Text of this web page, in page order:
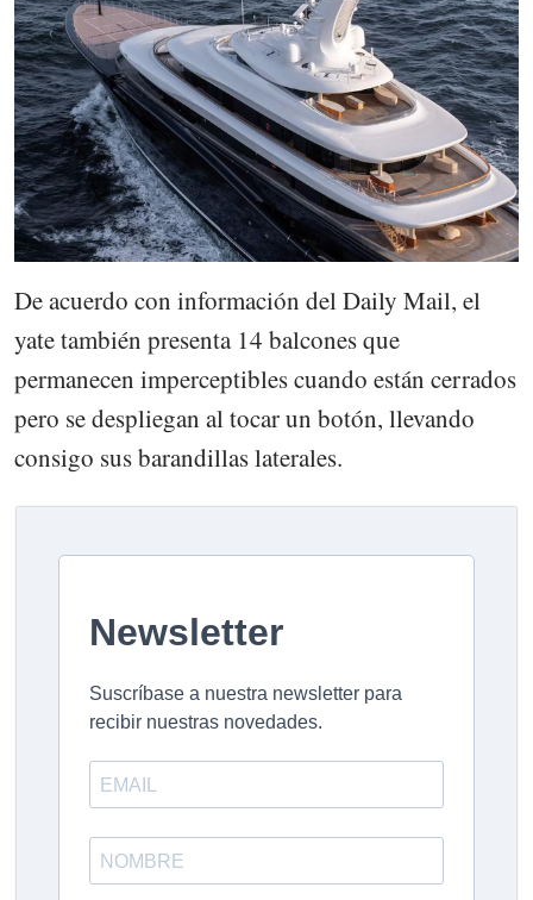
De acuerdo con información del Daily Mail, el
yate también presenta 14 balcones que
permanecen imperceptibles cuando están cerrados
pero se despliegan al tocar un botón, llevando
consigo sus barandillas laterales.